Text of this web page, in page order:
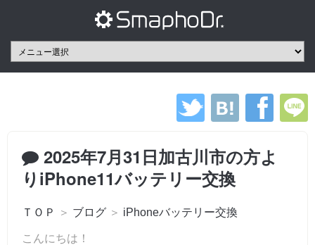
2025年7月31日加古川市の方よ
りiPhone11バッテリー交換
ＴＯＰ ＞ ブログ ＞ iPhoneバッテリー交換
こんにちは！